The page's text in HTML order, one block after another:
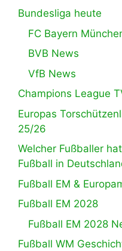
Bundesliga heute
FC Bayern
BVB News
VfB News
Champions League
Europas
25/26
Welcher Fußballer
Fußball in
Fußball EM &
Fußball EM 2028
Fußball EM 2028
Fußball WM